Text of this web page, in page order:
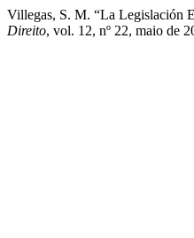
Villegas, S. M. “La Legislación
Direito, vol. 12, nº 22, maio de